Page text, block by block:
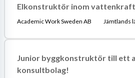
Elkonstruktör inom vattenkraft
Academic Work Sweden AB Jämtlands
Junior byggkonstruktör till ett
konsultbolag!